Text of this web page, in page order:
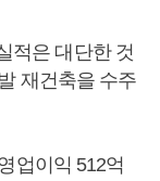
적은 대단한 것
재건축을 수주
업이익 512억